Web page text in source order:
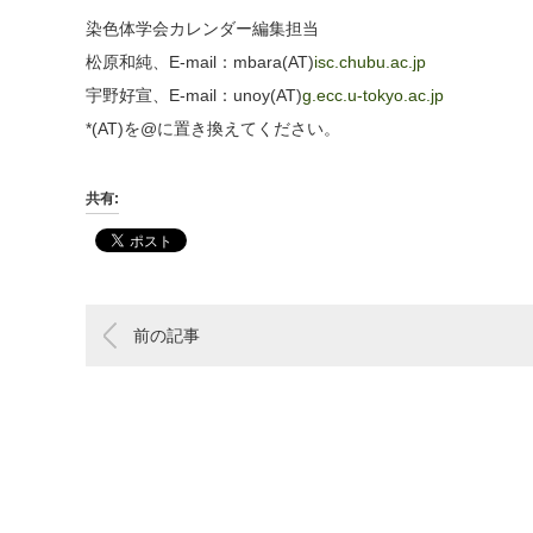
染色体学会カレンダー編集担当
松原和純、E-mail：mbara(AT)isc.chubu.ac.jp
宇野好宣、E-mail：unoy(AT)g.ecc.u-tokyo.ac.jp
*(AT)を@に置き換えてください。
共有:
前の記事